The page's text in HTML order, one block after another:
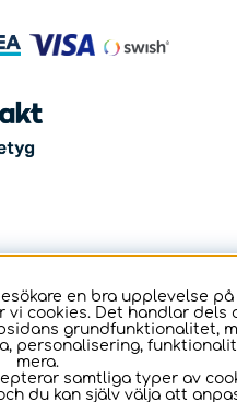
en bra upplevelse på
vi cookies. Det handlar dels
grundfunktionalitet,
personalisering,
mera.
samtliga typer av
du kan själv välja att